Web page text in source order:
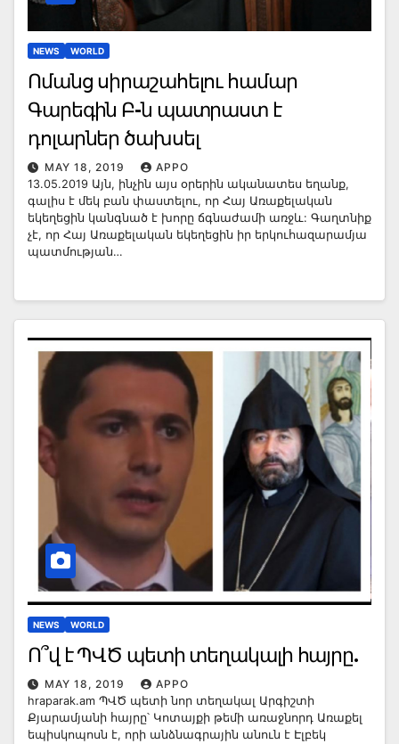
NEWS WORLD
Ոմանց սիրաշահելու համար
Գարեգին Բ-ն պատրաստ է
դոլարներ ծախսել
MAY 18, 2019
APPO
13.05.2019 Այն, ինչին այս օրերին ականատես եղանք,
գալիս է մեկ բան փաստելու, որ Հայ Առաքելական
եկեղեցին կանգնած է խորը ճգնաժամի առջև: Գաղտնիք
չէ, որ Հայ Առաքելական եկեղեցին իր երկուհազարամյա
պատմության…
NEWS WORLD
Ո՞վ է ՊՎԾ պետի տեղակալի հայրը.
MAY 18, 2019
APPO
hraparak.am ՊՎԾ պետի նոր տեղակալ Արգիշտի
Քյարամյանի հայրը՝ Կոտայքի թեմի առաջնորդ Առաքել
եպիսկոպոսն է, որի անձնագրային անուն է Էլբեկ